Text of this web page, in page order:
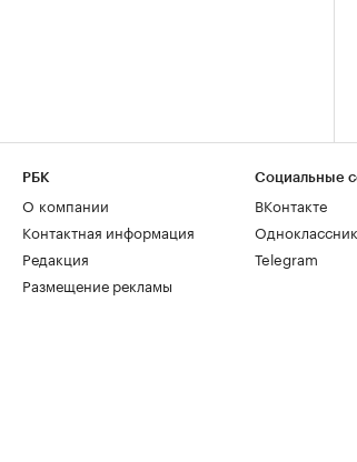
РБК
О компании
Контактная информация
Редакция
Размещение рекламы
Социальные
ВКонтакте
Telegram